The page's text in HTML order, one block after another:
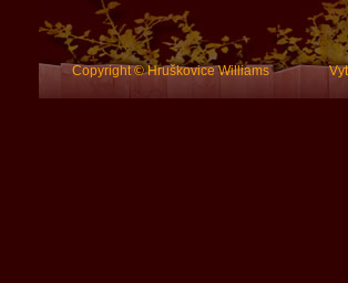
Copyright © Hruškovice Williams